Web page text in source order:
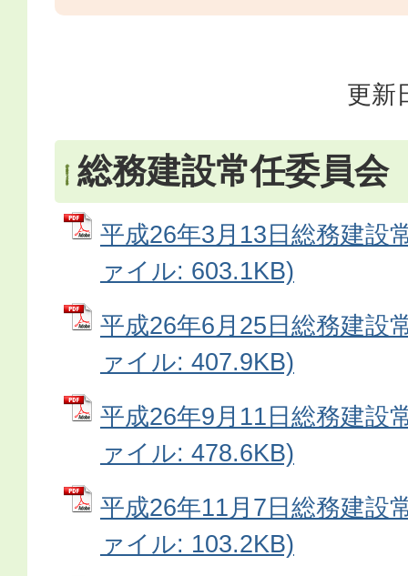
更新
総務建設常任委員会
平成26年3月13日総務建設
ァイル: 603.1KB)
平成26年6月25日総務建設
ァイル: 407.9KB)
平成26年9月11日総務建設
ァイル: 478.6KB)
平成26年11月7日総務建設
ァイル: 103.2KB)